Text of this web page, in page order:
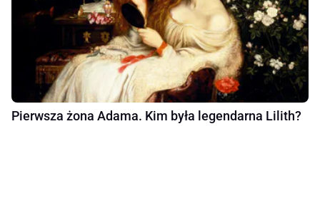
Pierwsza żona Adama. Kim była legendarna Lilith?